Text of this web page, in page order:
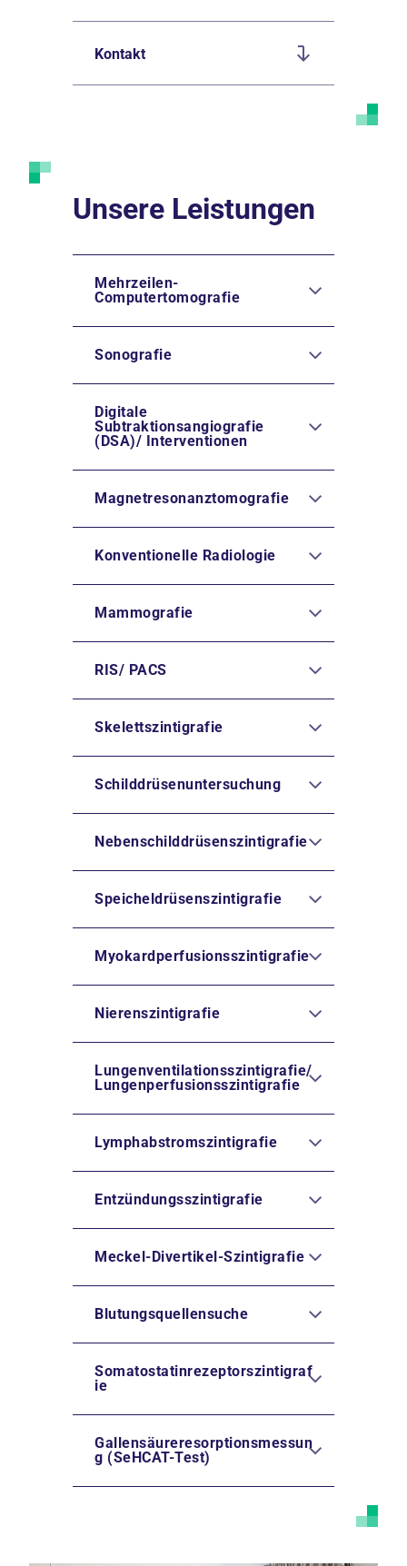
Kontakt
Unsere Leistungen
Mehrzeilen-
Computertomografie
Sonografie
Digitale
Subtraktionsangiografie
(DSA)/ Interventionen
Magnetresonanztomografie
Konventionelle Radiologie
Mammografie
RIS/ PACS
Skelettszintigrafie
Schilddrüsenuntersuchung
Nebenschilddrüsenszintigrafie
Speicheldrüsenszintigrafie
Myokardperfusionsszintigrafie
Nierenszintigrafie
Lungenventilationsszintigrafie/
Lungenperfusionsszintigrafie
Lymphabstromszintigrafie
Entzündungsszintigrafie
Meckel-Divertikel-Szintigrafie
Blutungsquellensuche
Somatostatinrezeptorszintigraf
ie
Gallensäureresorptionsmessun
g (SeHCAT-Test)